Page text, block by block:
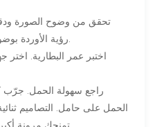
تحقق من وضوح الصورة ودقة
اختبر عمر البطارية. اختر
راجع سهولة الحمل. جرّب
الحمل على حامل. التصاميم